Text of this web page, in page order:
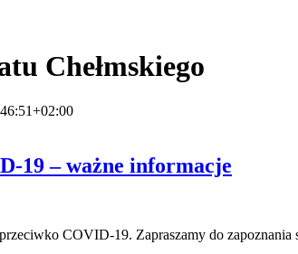
Chełmskiego
19 – ważne informacje
COVID-19. Zapraszamy do